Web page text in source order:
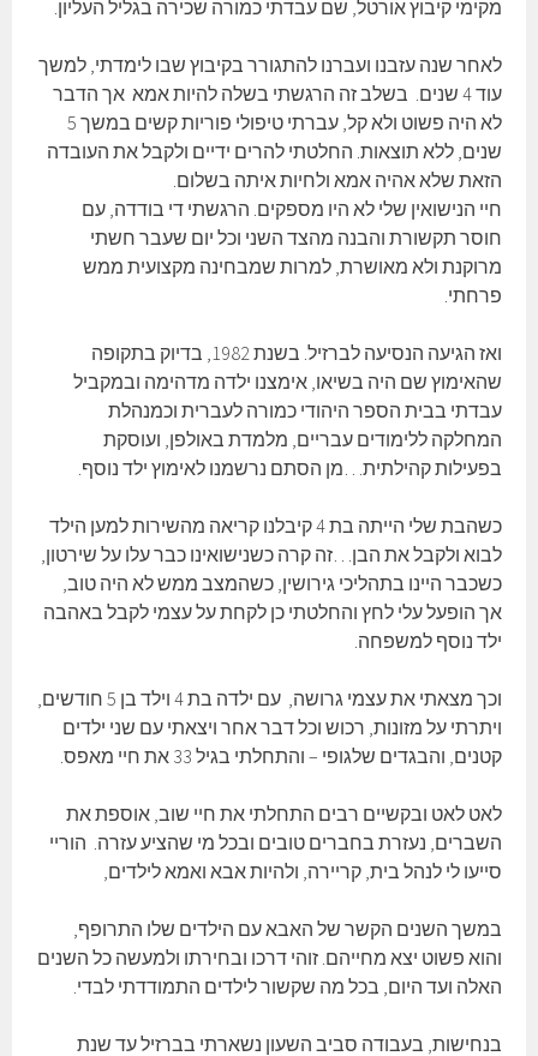
מקימי קיבוץ אורטל, שם עבדתי כמורה שכירה בגליל העליון.
לאחר שנה עזבנו ועברנו להתגורר בקיבוץ שבו לימדתי, למשך
עוד 4 שנים. בשלב זה הרגשתי בשלה להיות אמא אך הדבר
לא היה פשוט ולא קל, עברתי טיפולי פוריות קשים במשך 5
שנים, ללא תוצאות. החלטתי להרים ידיים ולקבל את העובדה
הזאת שלא אהיה אמא ולחיות איתה בשלום.
חיי הנישואין שלי לא היו מספקים. הרגשתי די בודדה, עם
חוסר תקשורת והבנה מהצד השני וכל יום שעבר חשתי
מרוקנת ולא מאושרת, למרות שמבחינה מקצועית ממש
פרחתי.
ואז הגיעה הנסיעה לברזיל. בשנת 1982, בדיוק בתקופה
שהאימוץ שם היה בשיאו, אימצנו ילדה מדהימה ובמקביל
עבדתי בבית הספר היהודי כמורה לעברית וכמנהלת
המחלקה ללימודים עבריים, מלמדת באולפן, ועוסקת
בפעילות קהילתית…מן הסתם נרשמנו לאימוץ ילד נוסף.
כשהבת שלי הייתה בת 4 קיבלנו קריאה מהשירות למען הילד
לבוא ולקבל את הבן…זה קרה כשנישואינו כבר עלו על שירטון,
כשכבר היינו בתהליכי גירושין, כשהמצב ממש לא היה טוב,
אך הופעל עלי לחץ והחלטתי כן לקחת על עצמי לקבל באהבה
ילד נוסף למשפחה.
וכך מצאתי את עצמי גרושה, עם ילדה בת 4 וילד בן 5 חודשים,
ויתרתי על מזונות, רכוש וכל דבר אחר ויצאתי עם שני ילדים
קטנים, והבגדים שלגופי – והתחלתי בגיל 33 את חיי מאפס.
לאט לאט ובקשיים רבים התחלתי את חיי שוב, אוספת את
השברים, נעזרת בחברים טובים ובכל מי שהציע עזרה. הוריי
סייעו לי לנהל בית, קריירה, ולהיות אבא ואמא לילדים,
במשך השנים הקשר של האבא עם הילדים שלו התרופף,
והוא פשוט יצא מחייהם. זוהי דרכו ובחירתו ולמעשה כל השנים
האלה ועד היום, בכל מה שקשור לילדים התמודדתי לבדי.
בנחישות, בעבודה סביב השעון נשארתי בברזיל עד שנת